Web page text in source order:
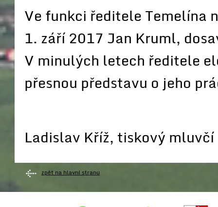
Ve funkci ředitele Temelína
1. září 2017 Jan Kruml,
V minulých letech ředitele
přesnou představu o jeho
Ladislav Kříž, tiskový mluvčí
zpět na hlavní stranu